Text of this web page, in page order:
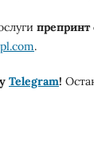
препринт
.
Telegram!